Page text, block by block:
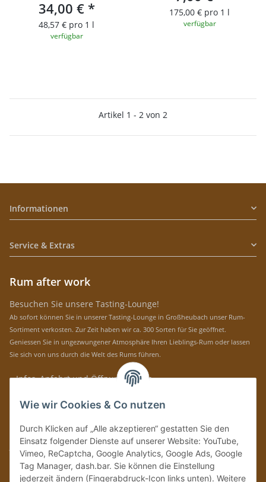
34,00 € *
48,57 € pro 1 l
verfügbar
175,00 € pro 1 l
verfügbar
Artikel 1 - 2 von 2
Informationen
Service & Extras
Rum after work
Besuchen Sie unsere Tasting-Lounge!
Ab sofort können Sie in unserer Tasting-Lounge in Großheubach unser Rum-
Sortiment verkosten. Zur Zeit haben wir ca. 300 Sorten für Sie geöffnet.
Geniessen Sie in ungezwungener Atmosphäre Ihren Lieblings-Rum oder lassen
Sie sich von uns durch die Welt des Rums führen.
» Infos, Anfahrt und Öffnungszeiten
Immer auf dem Laufenden mit unseren aktuellen Rum-News!
Bitte senden Sie mir entsprechend IhrerDatenschutzerklärung
regelmäßig und
jederzeit widerruflich Informationen zu Ihrem Produktsortiment per E-Mail zu.
Vertrag widerrufen
Wie wir Cookies & Co nutzen
Durch Klicken auf „Alle akzeptieren“ gestatten Sie den
Einsatz folgender Dienste auf unserer Website: YouTube,
Vimeo, ReCaptcha, Google Analytics, Google Ads, Google
Tag Manager, dash.bar. Sie können die Einstellung
jederzeit ändern (Fingerabdruck-Icon links unten). Weitere